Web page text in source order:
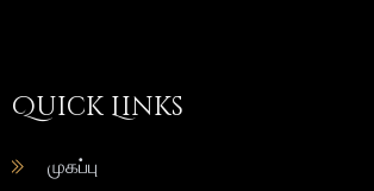
Quick Links
முகப்பு